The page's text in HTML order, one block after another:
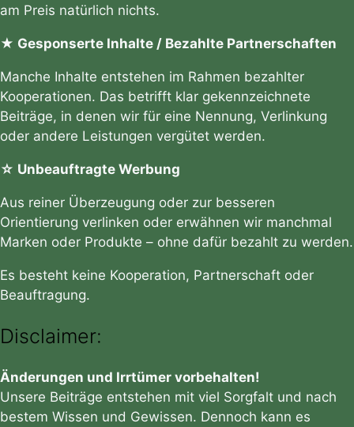
am Preis natürlich nichts.
★ Gesponserte Inhalte / Bezahlte Partnerschaften
Manche Inhalte entstehen im Rahmen bezahlter
Kooperationen. Das betrifft klar gekennzeichnete
Beiträge, in denen wir für eine Nennung, Verlinkung
oder andere Leistungen vergütet werden.
☆ Unbeauftragte Werbung
Aus reiner Überzeugung oder zur besseren
Orientierung verlinken oder erwähnen wir manchmal
Marken oder Produkte – ohne dafür bezahlt zu werden.
Es besteht keine Kooperation, Partnerschaft oder
Beauftragung.
Disclaimer:
Änderungen und Irrtümer vorbehalten!
Unsere Beiträge entstehen mit viel Sorgfalt und nach
bestem Wissen und Gewissen. Dennoch kann es